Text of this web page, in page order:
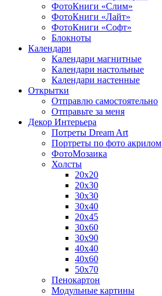
ФотоКниги «Слим»
ФотоКниги «Лайт»
ФотоКниги «Софт»
Блокноты
Календари
Календари магнитные
Календари настольные
Календари настенные
Открытки
Отправлю самостоятельно
Отправьте за меня
Декор Интерьера
Потреты Dream Art
Портреты по фото акрилом
ФотоМозаика
Холсты
20х20
20х30
30х30
30х40
20х45
30х60
30х90
40х40
40х60
50х70
Пенокартон
Модульные картины